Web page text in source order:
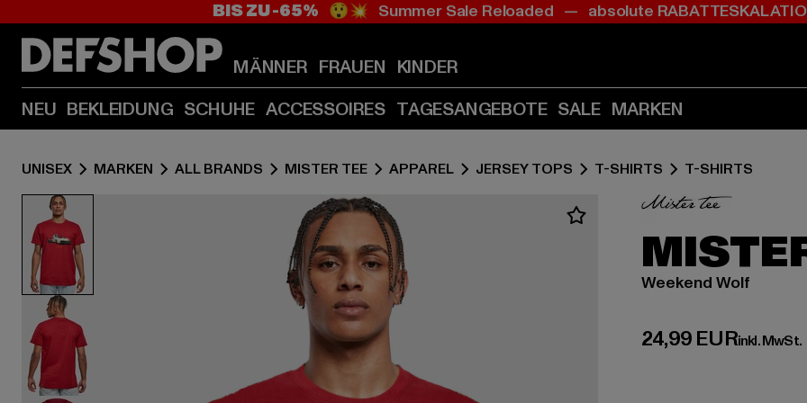
Zum
(Enter
drücken)
Zum
(Enter
drücken)
BIS ZU -65% 😲💥 Summer Sale Reloaded — absolute
MÄNNER FRAUEN KINDER
NEU BEKLEIDUNG SCHUHE ACCESSOIRES TAGESANGEBOTE SALE MARKEN
UNISEX MARKEN ALL BRANDS MISTER TEE APPAREL JERSEY TOPS T-SHIRTS T-SHIRTS
Weekend Wolf
24,99 EUR
Derzeitiger Preis:
inkl. MwSt.